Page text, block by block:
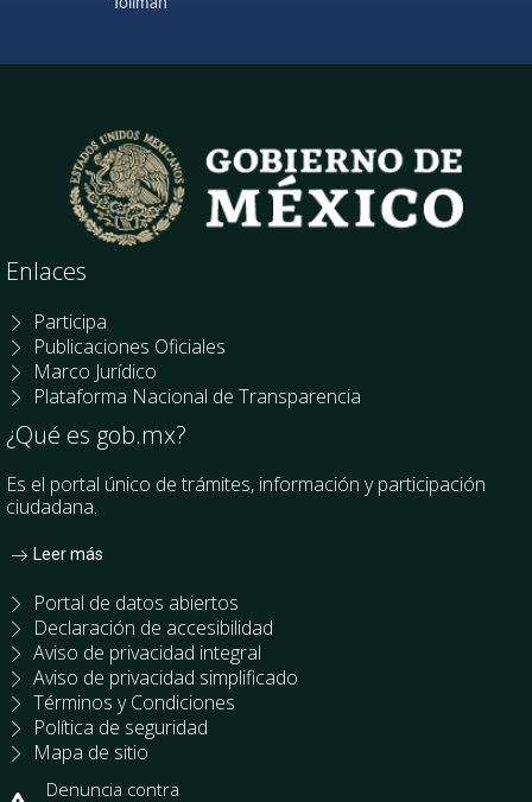
Tolimán
Enlaces
Participa
Publicaciones Oficiales
Marco Jurídico
Plataforma Nacional de Transparencia
¿Qué es gob.mx?
Es el portal único de trámites, información y participación
ciudadana.
Leer más
Portal de datos abiertos
Declaración de accesibilidad
Aviso de privacidad integral
Aviso de privacidad simplificado
Términos y Condiciones
Política de seguridad
Mapa de sitio
Denuncia contra